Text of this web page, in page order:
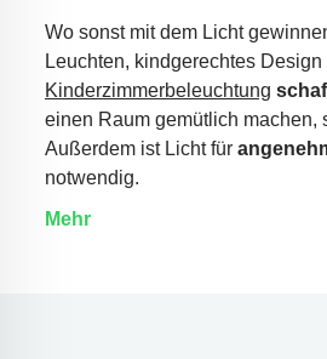
Wo sonst mit dem Licht
Leuchten, kindgerechtes
Kinderzimmerbeleuchtung
einen Raum gemütlich machen,
Außerdem ist Licht für
notwendig.
Mehr